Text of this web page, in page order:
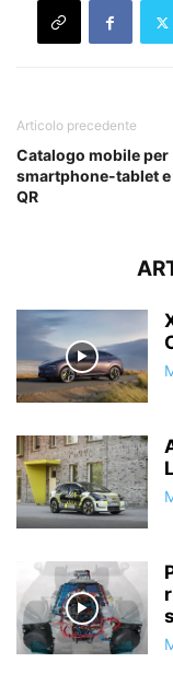
Articolo precedente
Catalogo mobile per
smartphone-tablet
QR